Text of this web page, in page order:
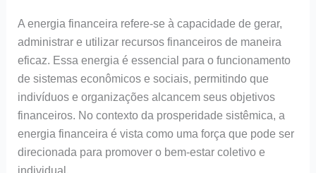
A energia financeira refere-se à capacidade de gerar,
administrar e utilizar recursos financeiros de maneira
eficaz. Essa energia é essencial para o funcionamento
de sistemas econômicos e sociais, permitindo que
indivíduos e organizações alcancem seus objetivos
financeiros. No contexto da prosperidade sistêmica, a
energia financeira é vista como uma força que pode ser
direcionada para promover o bem-estar coletivo e